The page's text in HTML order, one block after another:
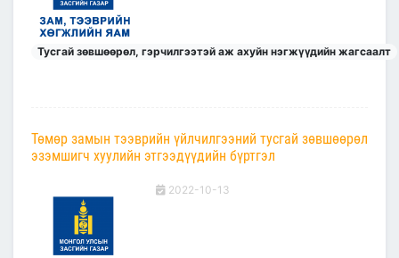
Тусгай зөвшөөрөл, гэрчилгээтэй аж ахуйн нэгжүүдийн жагсаалт
Төмөр замын тээврийн үйлчилгээний тусгай зөвшөөрөл
эзэмшигч хуулийн этгээдүүдийн бүртгэл
2022-10-13